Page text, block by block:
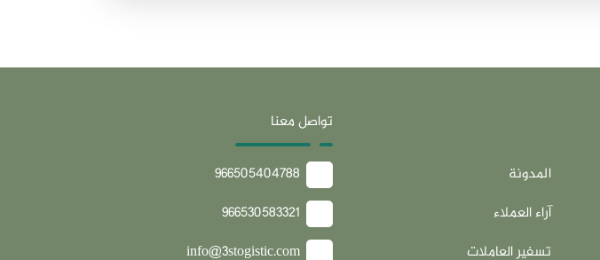
المدونة
آراء العملاء
تسفير العاملات
تواصل معنا
966505404788
966530583321
info@3stogistic.com